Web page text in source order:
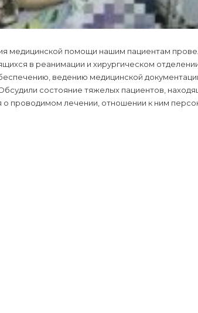
медицинской помощи нашим пациентам
в реанимации и хирургическом
ведению медицинской
состояние тяжелых пациентов,
проводимом лечении, отношении к ним